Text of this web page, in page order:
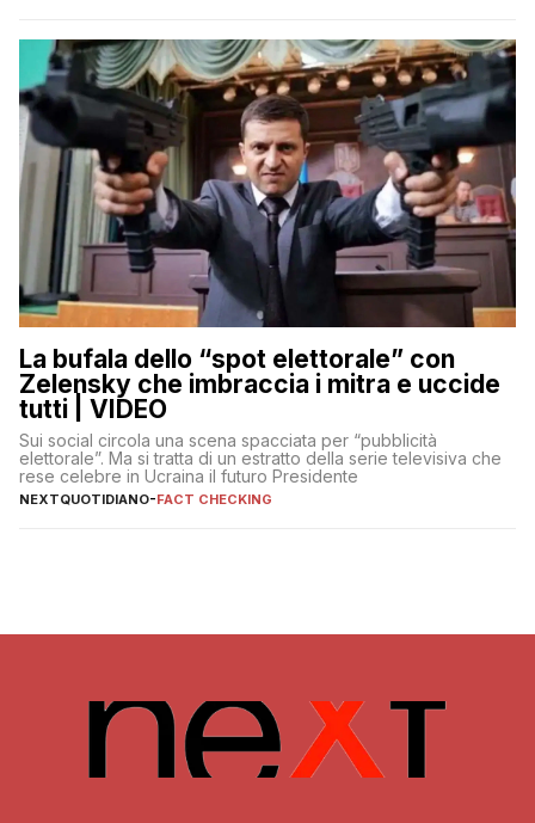
La bufala dello “spot elettorale” con
Zelensky che imbraccia i mitra e uccide
tutti | VIDEO
Sui social circola una scena spacciata per “pubblicità
elettorale”. Ma si tratta di un estratto della serie televisiva che
rese celebre in Ucraina il futuro Presidente
NEXTQUOTIDIANO-FACT CHECKING